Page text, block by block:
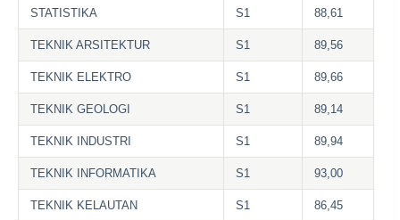
STATISTIKA S1 88,61
TEKNIK ARSITEKTUR S1 89,56
TEKNIK ELEKTRO S1 89,66
TEKNIK GEOLOGI S1 89,14
TEKNIK INDUSTRI S1 89,94
TEKNIK INFORMATIKA S1 93,00
TEKNIK KELAUTAN S1 86,45